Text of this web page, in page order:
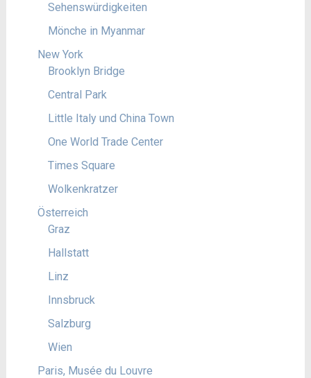
Sehenswürdigkeiten
Mönche in Myanmar
New York
Brooklyn Bridge
Central Park
Little Italy und China Town
One World Trade Center
Times Square
Wolkenkratzer
Österreich
Graz
Hallstatt
Linz
Innsbruck
Salzburg
Wien
Paris, Musée du Louvre